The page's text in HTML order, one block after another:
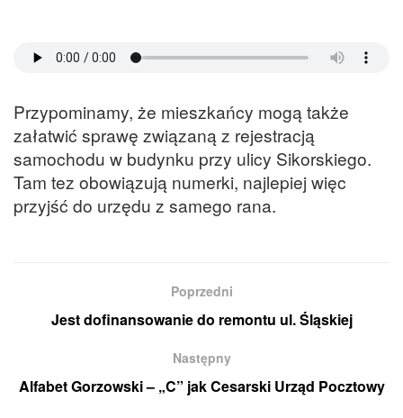
Przypominamy, że mieszkańcy mogą także
załatwić sprawę związaną z rejestracją
samochodu w budynku przy ulicy Sikorskiego.
Tam tez obowiązują numerki, najlepiej więc
przyjść do urzędu z samego rana.
Poprzedni
Jest dofinansowanie do remontu ul. Śląskiej
Następny
Alfabet Gorzowski – „C” jak Cesarski Urząd Pocztowy